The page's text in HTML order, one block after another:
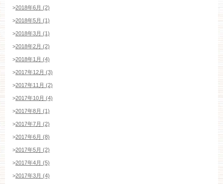
>2018年6月 (2)
>2018年5月 (1)
>2018年3月 (1)
>2018年2月 (2)
>2018年1月 (4)
>2017年12月 (3)
>2017年11月 (2)
>2017年10月 (4)
>2017年8月 (1)
>2017年7月 (2)
>2017年6月 (8)
>2017年5月 (2)
>2017年4月 (5)
>2017年3月 (4)